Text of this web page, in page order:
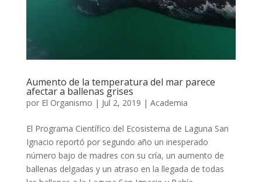
Aumento de la temperatura del mar parece
afectar a ballenas grises
por El Organismo | Jul 2, 2019 | Academia
El Programa Científico del Ecosistema de Laguna San
Ignacio reportó por segundo año un inesperado
número bajo de madres con su cría, un aumento de
ballenas delgadas y un atraso en la llegada de todas